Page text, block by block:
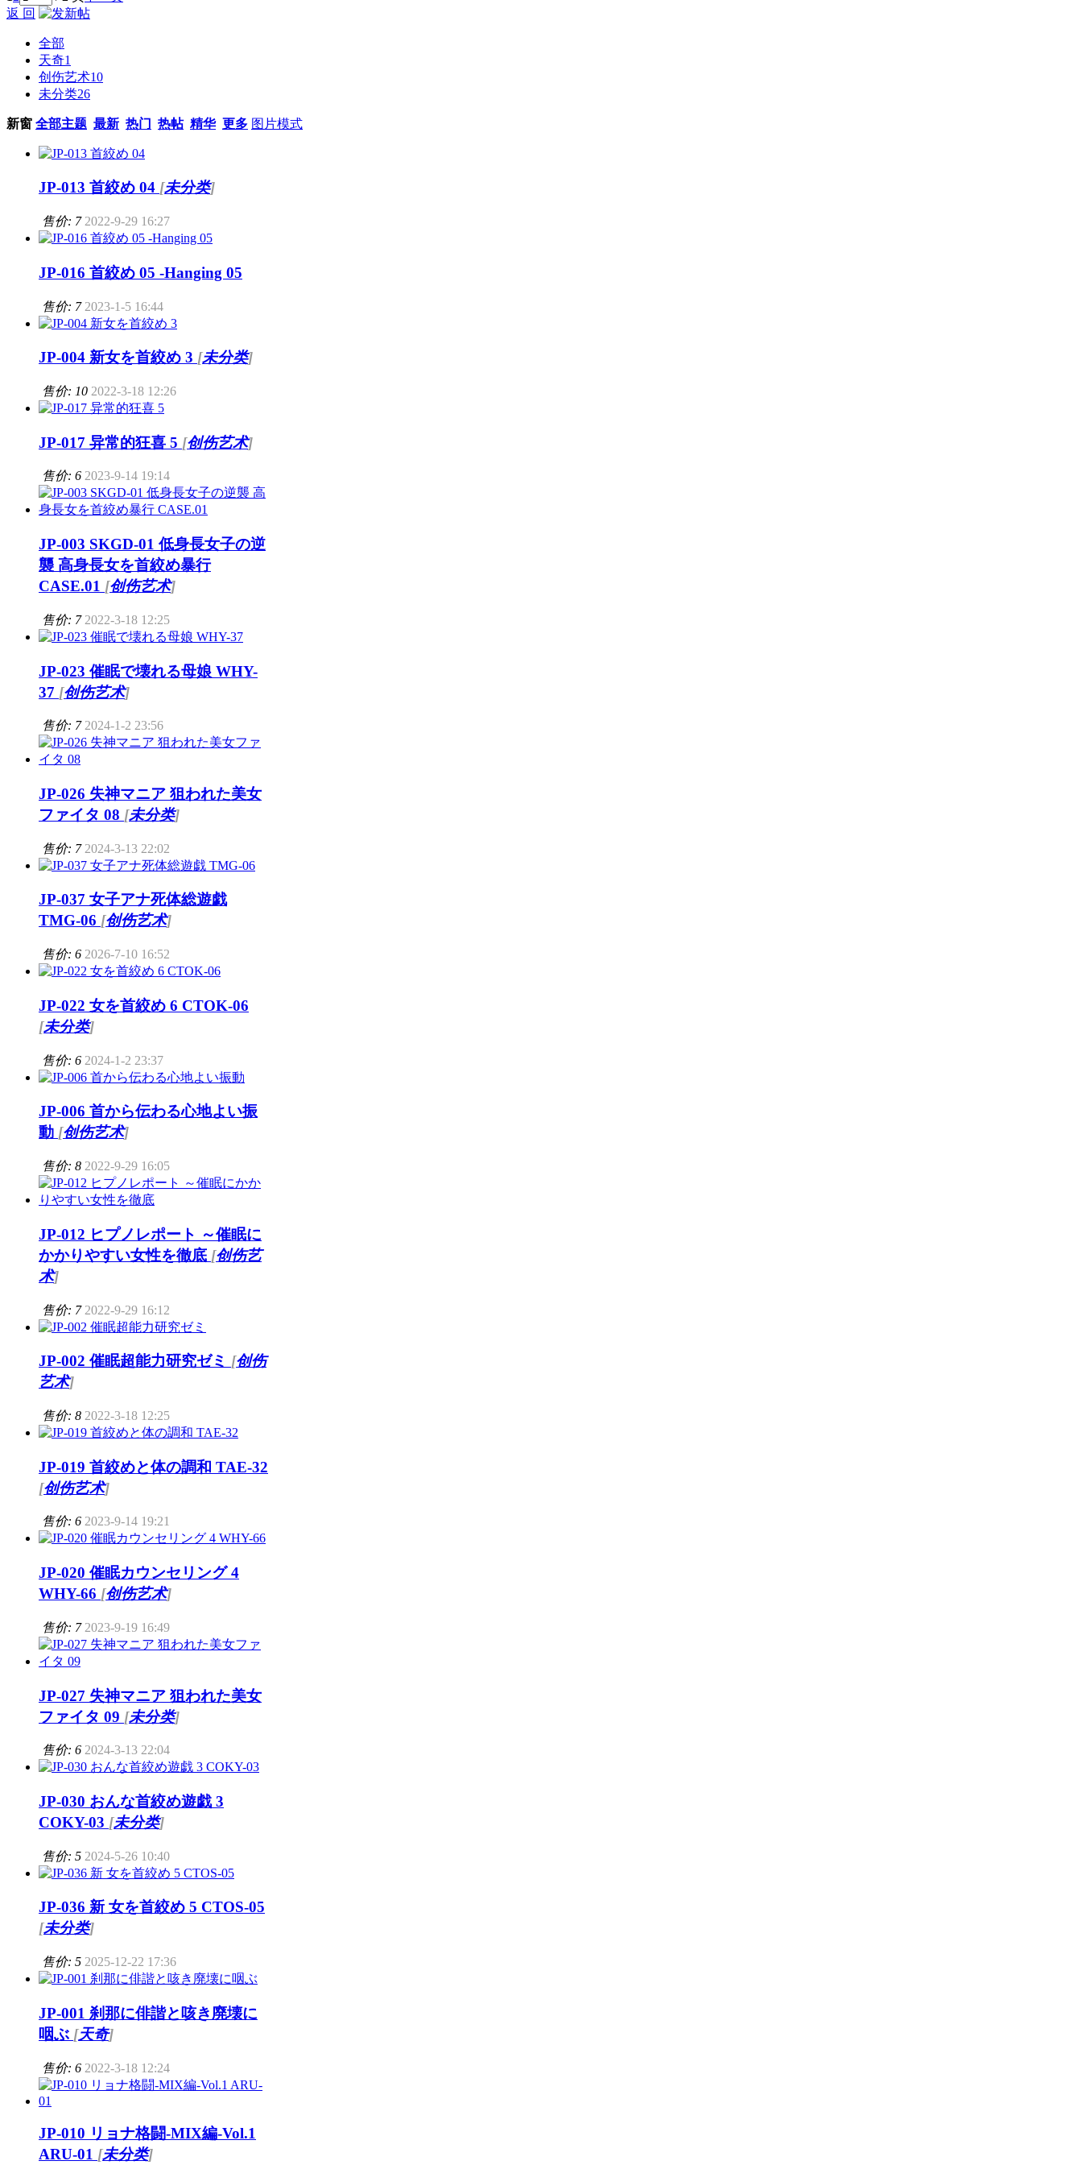
返 回
全部
天奇1
创伤艺术10
未分类26
新窗 全部主题 最新 热门 热帖 精华 更多 图片模式
JP-013 首絞め 04 [未分类]
售价: 7 2022-9-29 16:27
JP-016 首絞め 05 -Hanging 05
售价: 7 2023-1-5 16:44
JP-004 新女を首絞め 3 [未分类]
售价: 10 2022-3-18 12:26
JP-017 异常的狂喜 5 [创伤艺术]
售价: 6 2023-9-14 19:14
JP-003 SKGD-01 低身長女子の逆
襲 高身長女を首絞め暴行
CASE.01 [创伤艺术]
售价: 7 2022-3-18 12:25
JP-023 催眠で壊れる母娘 WHY-
37 [创伤艺术]
售价: 7 2024-1-2 23:56
JP-026 失神マニア 狙われた美女
ファイタ 08 [未分类]
售价: 7 2024-3-13 22:02
JP-037 女子アナ死体総遊戯
TMG-06 [创伤艺术]
售价: 6 2026-7-10 16:52
JP-022 女を首絞め 6 CTOK-06
[未分类]
售价: 6 2024-1-2 23:37
JP-006 首から伝わる心地よい振
動 [创伤艺术]
售价: 8 2022-9-29 16:05
JP-012 ヒプノレポート ～催眠に
かかりやすい女性を徹底 [创伤艺
术]
售价: 7 2022-9-29 16:12
JP-002 催眠超能力研究ゼミ [创伤
艺术]
售价: 8 2022-3-18 12:25
JP-019 首絞めと体の調和 TAE-32
[创伤艺术]
售价: 6 2023-9-14 19:21
JP-020 催眠カウンセリング 4
WHY-66 [创伤艺术]
售价: 7 2023-9-19 16:49
JP-027 失神マニア 狙われた美女
ファイタ 09 [未分类]
售价: 6 2024-3-13 22:04
JP-030 おんな首絞め遊戯 3
COKY-03 [未分类]
售价: 5 2024-5-26 10:40
JP-036 新 女を首絞め 5 CTOS-05
[未分类]
售价: 5 2025-12-22 17:36
JP-001 刹那に俳諧と咳き廃壊に
咽ぶ [天奇]
售价: 6 2022-3-18 12:24
JP-010 リョナ格闘-MIX編-Vol.1
ARU-01 [未分类]